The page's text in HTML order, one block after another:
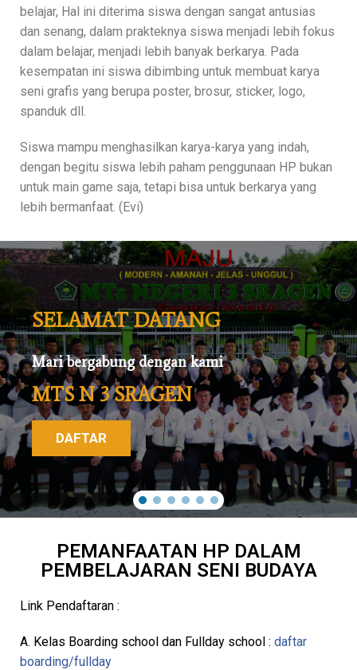
belajar, Hal ini diterima siswa dengan sangat antusias
dan senang, dalam prakteknya siswa menjadi lebih fokus
dalam belajar, menjadi lebih banyak berkarya. Pada
kesempatan ini siswa dibimbing untuk membuat karya
seni grafis yang berupa poster, brosur, sticker, logo,
spanduk dll.
Siswa mampu menghasilkan karya-karya yang indah,
dengan begitu siswa lebih paham penggunaan HP bukan
untuk main game saja, tetapi bisa untuk berkarya yang
lebih bermanfaat. (Evi)
SELAMAT DATANG
Mari bergabung dengan kami
MTS N 3 SRAGEN
DAFTAR
PEMANFAATAN HP DALAM
PEMBELAJARAN SENI BUDAYA
Link Pendaftaran :
A. Kelas Boarding school dan Fullday school : daftar
boarding/fullday